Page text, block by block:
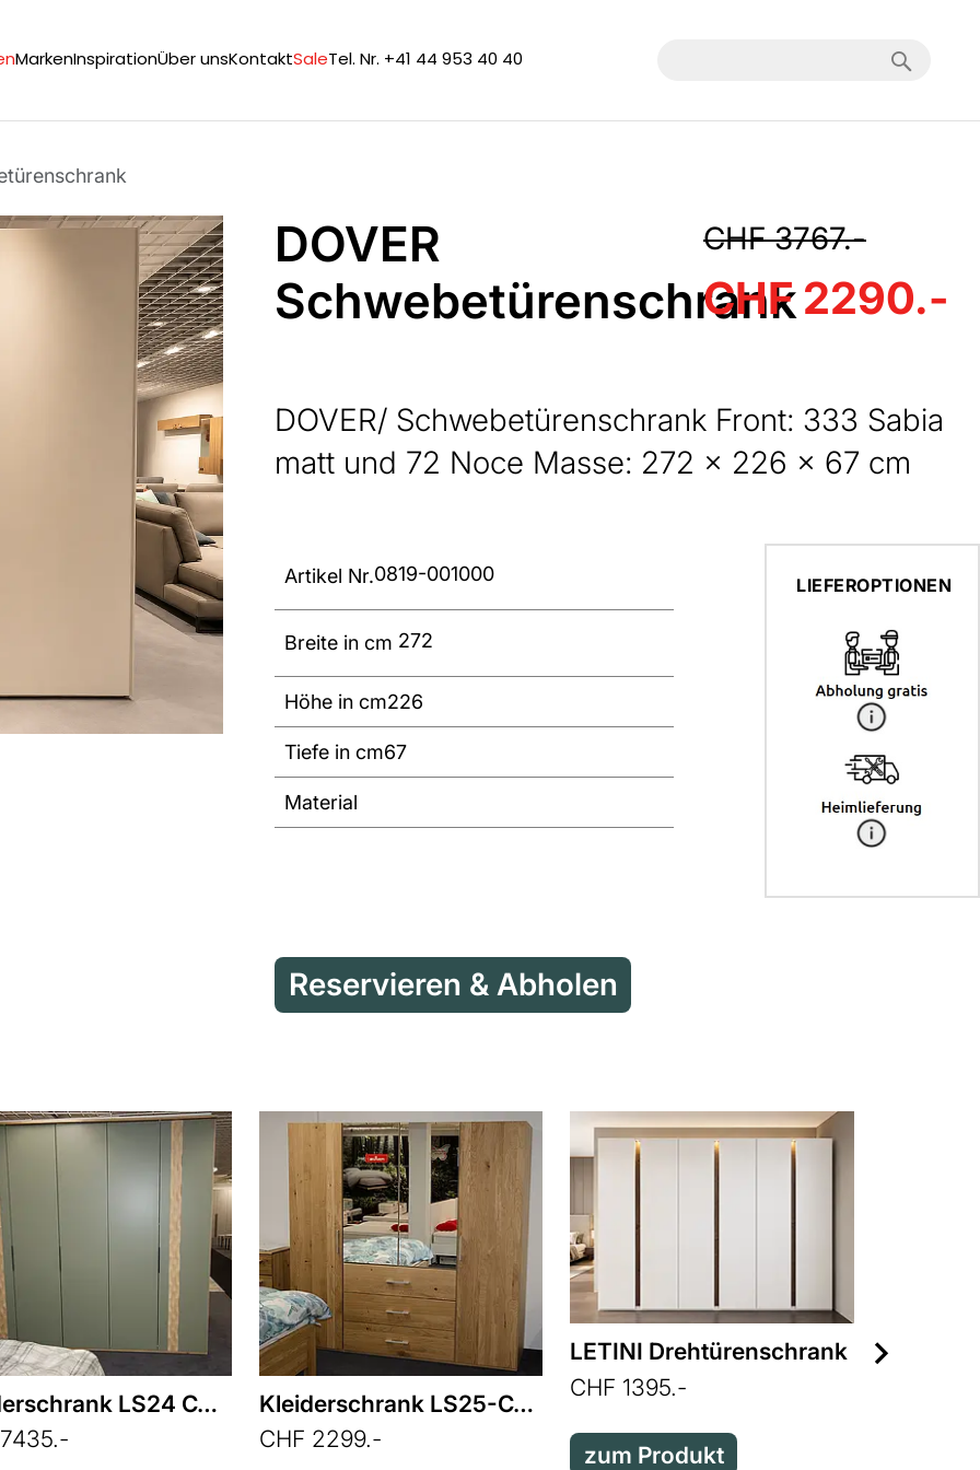
MarkenInspirationÜber unsKontaktSaleTel. Nr. +41 44 953 40 40
DOVER
Schwebetürenschrank
CHF 3767.-
CHF 2290.-
DOVER/ Schwebetürenschrank Front: 333 Sabia
matt und 72 Noce Masse: 272 x 226 x 67 cm
Artikel Nr.0819-001000
Breite in cm 272
Höhe in cm226
Tiefe in cm67
Material
LIEFEROPTIONEN
Reservieren & Abholen
Kleiderschrank LS24 CACAMO
Kleiderschrank LS25-CASINA
CHF 2299.-
LETINI Drehtürenschrank
CHF 1395.-
zum Produkt